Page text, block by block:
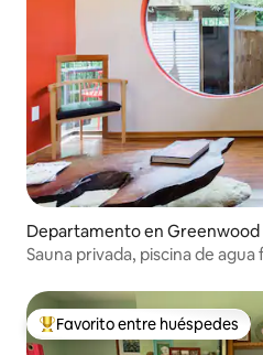
Departamento en Greenwood
Sauna privada, piscina de
De los mejores en Favorito
Favorito entre huéspedes